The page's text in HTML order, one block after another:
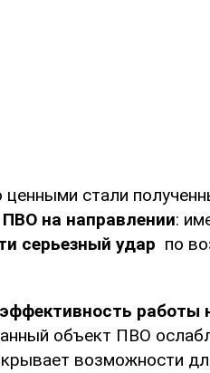
стали
на направлении:
серьезный удар по
работы
объект ПВО
возможности